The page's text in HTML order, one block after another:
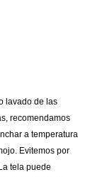
lavado de las
recomendamos
a temperatura
Evitemos por
tela puede